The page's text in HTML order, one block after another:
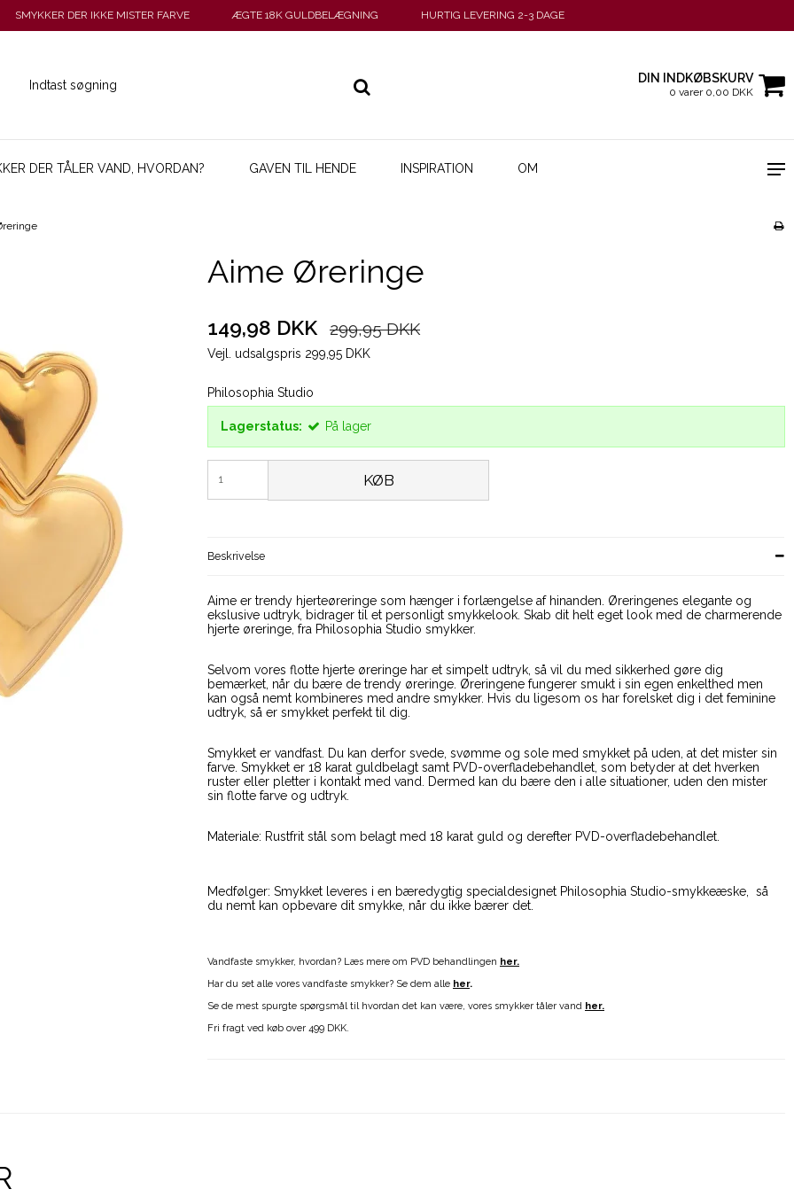
SMYKKER DER IKKE MISTER FARVE ÆGTE 18K GULDBELÆGNING HURTIG LEVERING 2-3 DAGE
DIN INDKØBSKURV
0 varer 0,00 DKK
DER TÅLER VAND, HVORDAN? GAVEN TIL HENDE INSPIRATION OM
Aime Øreringe
149,98 DKK 299,95 DKK
Vejl. udsalgspris 299,95 DKK
Philosophia Studio
Lagerstatus: På lager
KØB
Beskrivelse
Aime er trendy hjerteøreringe som hænger i forlængelse af hinanden. Øreringenes elegante og
ekslusive udtryk, bidrager til et personligt smykkelook. Skab dit helt eget look med de charmerende
hjerte øreringe, fra Philosophia Studio smykker.
Selvom vores flotte hjerte øreringe har et simpelt udtryk, så vil du med sikkerhed gøre dig
bemærket, når du bære de trendy øreringe. Øreringene fungerer smukt i sin egen enkelthed men
kan også nemt kombineres med andre smykker. Hvis du ligesom os har forelsket dig i det feminine
udtryk, så er smykket perfekt til dig.
Smykket er vandfast. Du kan derfor svede, svømme og sole med smykket på uden, at det mister sin
farve. Smykket er 18 karat guldbelagt samt PVD-overfladebehandlet, som betyder at det hverken
ruster eller pletter i kontakt med vand. Dermed kan du bære den i alle situationer, uden den mister
sin flotte farve og udtryk.
Materiale: Rustfrit stål som belagt med 18 karat guld og derefter PVD-overfladebehandlet.
Medfølger: Smykket leveres i en bæredygtig specialdesignet Philosophia Studio-smykkeæske, så
du nemt kan opbevare dit smykke, når du ikke bærer det.
Vandfaste smykker, hvordan? Læs mere om PVD behandlingen her.
Har du set alle vores vandfaste smykker? Se dem alle her.
Se de mest spurgte spørgsmål til hvordan det kan være, vores smykker tåler vand her.
Fri fragt ved køb over 499 DKK.